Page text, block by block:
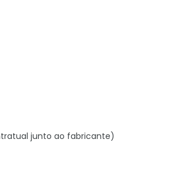
junto ao fabricante)